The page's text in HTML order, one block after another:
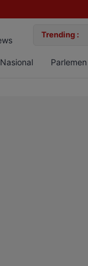
Trending :
Nasional Parlemen